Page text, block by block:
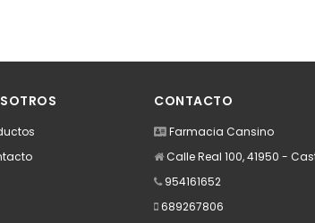
CONTACTO
Farmacia Cansino
Calle Real 100, 41950 -
954161652
689267806